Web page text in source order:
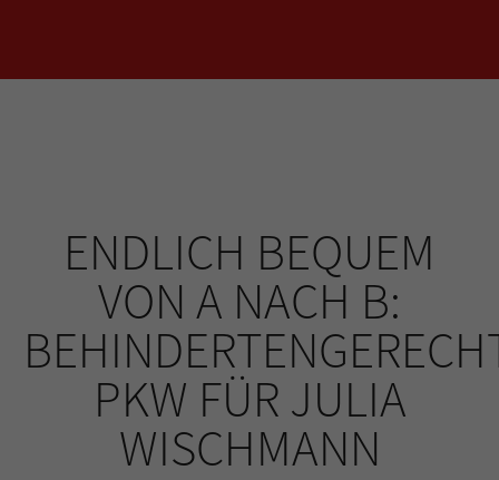
ENDLICH BEQUEM
VON A NACH B:
PKW FÜR JULIA
WISCHMANN